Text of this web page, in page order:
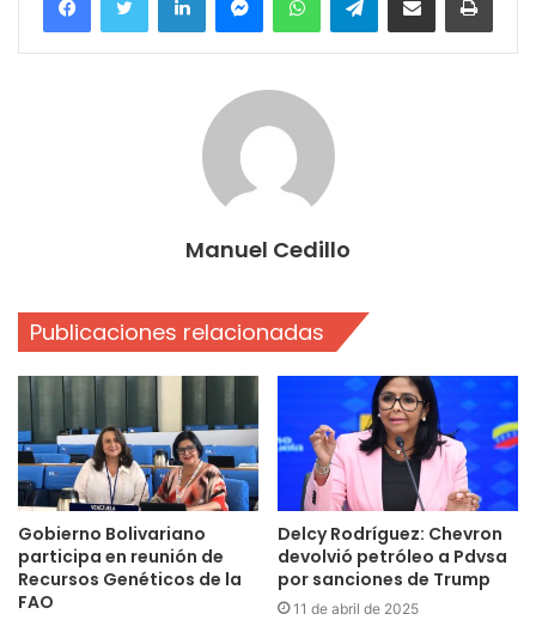
Manuel Cedillo
Publicaciones relacionadas
Gobierno Bolivariano
participa en reunión de
Recursos Genéticos de la
FAO
Delcy Rodríguez: Chevron
devolvió petróleo a Pdvsa
por sanciones de Trump
11 de abril de 2025